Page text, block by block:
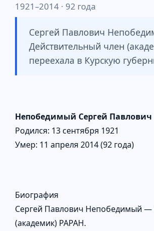
1921–2014 · 92 года
Сергей Павлович
Действительный член
переехала в Курскую
Непобедимый Сергей Павлович
Родился: 13 сентября 1921
Умер: 11 апреля 2014 (92 года)
Биография
Сергей Павлович Непобедимый —
(академик) РАРАН.